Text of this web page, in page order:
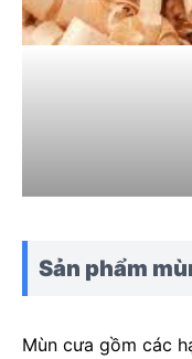
Sản phẩm
Mùn cưa gồm các